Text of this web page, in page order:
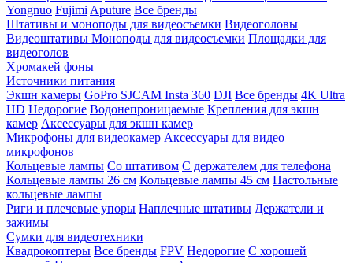
Yongnuo Fujimi Aputure Все бренды
Штативы и моноподы для видеосъемки Видеоголовы
Видеоштативы Моноподы для видеосъемки Площадки для
видеоголов
Хромакей фоны
Источники питания
Экшн камеры GoPro SJCAM Insta 360 DJI Все бренды 4K Ultra
HD Недорогие Водонепроницаемые Крепления для экшн
камер Аксессуары для экшн камер
Микрофоны для видеокамер Аксессуары для видео
микрофонов
Кольцевые лампы Со штативом C держателем для телефона
Кольцевые лампы 26 см Кольцевые лампы 45 см Настольные
кольцевые лампы
Риги и плечевые упоры Наплечные штативы Держатели и
зажимы
Сумки для видеотехники
Квадрокоптеры Все бренды FPV Недорогие С хорошей